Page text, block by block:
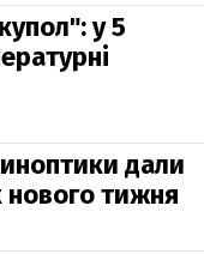
у 5
дали
нового тижня